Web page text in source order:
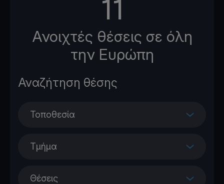
11
Ανοιχτές θέσεις σε όλη
την Ευρώπη
Τοποθεσία
Τμήμα
Θέσεις